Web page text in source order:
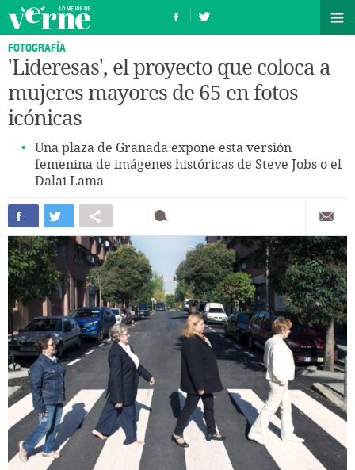
FOTOGRAFÍA
'Lideresas', el proyecto que coloca a
mujeres mayores de 65 en fotos
icónicas
Una plaza de Granada expone esta versión
femenina de imágenes históricas de Steve Jobs o el
Dalai Lama